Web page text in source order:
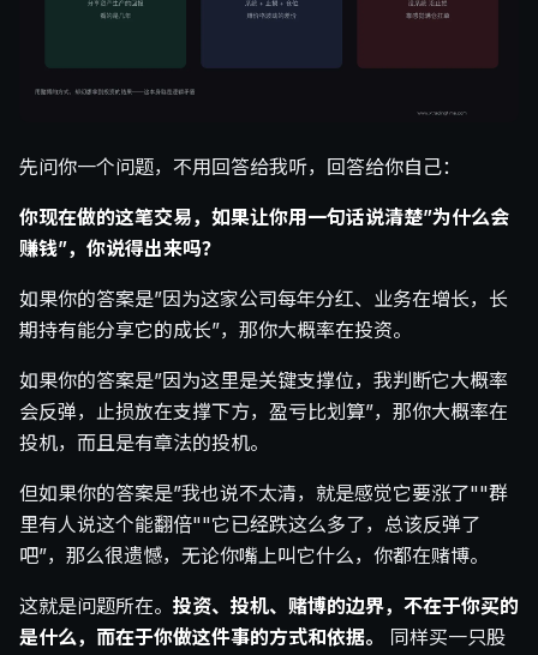
先问你一个问题，不用回答给我听，回答给你自己：
你现在做的这笔交易，如果让你用一句话说清楚”为什么会
赚钱”，你说得出来吗？
如果你的答案是”因为这家公司每年分红、业务在增长，长
期持有能分享它的成长”，那你大概率在投资。
如果你的答案是”因为这里是关键支撑位，我判断它大概率
会反弹，止损放在支撑下方，盈亏比划算”，那你大概率在
投机，而且是有章法的投机。
但如果你的答案是”我也说不太清，就是感觉它要涨了""群
里有人说这个能翻倍""它已经跌这么多了，总该反弹了
吧”，那么很遗憾，无论你嘴上叫它什么，你都在赌博。
这就是问题所在。 投资、投机、赌博的边界，不在于你买的
是什么，而在于你做这件事的方式和依据。
同样买一只股